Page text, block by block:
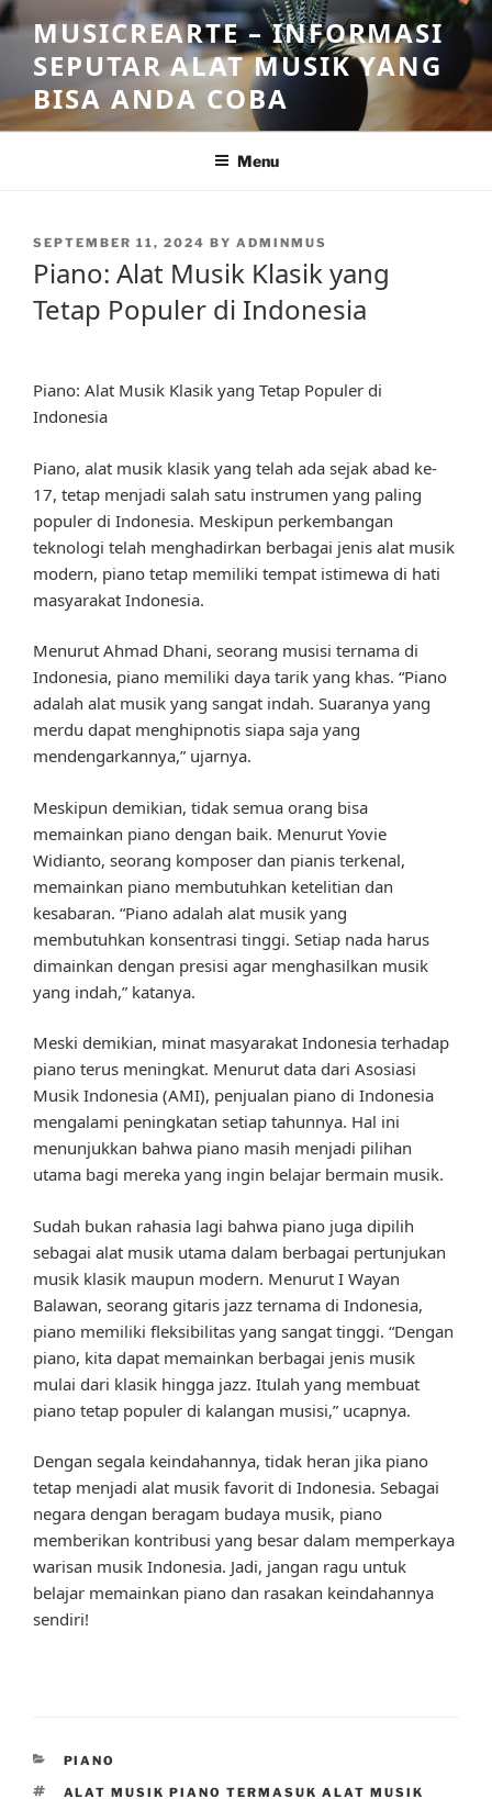
Skip
to
content
MUSICREARTE – INFORMASI
SEPUTAR ALAT MUSIK YANG
BISA ANDA COBA
Menu
POSTED
ON
SEPTEMBER 11, 2024 BY ADMINMUS
Piano: Alat Musik Klasik yang
Tetap Populer di Indonesia
Piano: Alat Musik Klasik yang Tetap Populer di
Indonesia
Piano, alat musik klasik yang telah ada sejak abad ke-
17, tetap menjadi salah satu instrumen yang paling
populer di Indonesia. Meskipun perkembangan
teknologi telah menghadirkan berbagai jenis alat musik
modern, piano tetap memiliki tempat istimewa di hati
masyarakat Indonesia.
Menurut Ahmad Dhani, seorang musisi ternama di
Indonesia, piano memiliki daya tarik yang khas. “Piano
adalah alat musik yang sangat indah. Suaranya yang
merdu dapat menghipnotis siapa saja yang
mendengarkannya,” ujarnya.
Meskipun demikian, tidak semua orang bisa
memainkan piano dengan baik. Menurut Yovie
Widianto, seorang komposer dan pianis terkenal,
memainkan piano membutuhkan ketelitian dan
kesabaran. “Piano adalah alat musik yang
membutuhkan konsentrasi tinggi. Setiap nada harus
dimainkan dengan presisi agar menghasilkan musik
yang indah,” katanya.
Meski demikian, minat masyarakat Indonesia terhadap
piano terus meningkat. Menurut data dari Asosiasi
Musik Indonesia (AMI), penjualan piano di Indonesia
mengalami peningkatan setiap tahunnya. Hal ini
menunjukkan bahwa piano masih menjadi pilihan
utama bagi mereka yang ingin belajar bermain musik.
Sudah bukan rahasia lagi bahwa piano juga dipilih
sebagai alat musik utama dalam berbagai pertunjukan
musik klasik maupun modern. Menurut I Wayan
Balawan, seorang gitaris jazz ternama di Indonesia,
piano memiliki fleksibilitas yang sangat tinggi. “Dengan
piano, kita dapat memainkan berbagai jenis musik
mulai dari klasik hingga jazz. Itulah yang membuat
piano tetap populer di kalangan musisi,” ucapnya.
Dengan segala keindahannya, tidak heran jika piano
tetap menjadi alat musik favorit di Indonesia. Sebagai
negara dengan beragam budaya musik, piano
memberikan kontribusi yang besar dalam memperkaya
warisan musik Indonesia. Jadi, jangan ragu untuk
belajar memainkan piano dan rasakan keindahannya
sendiri!
CATEGORIES
PIANO
TAGS
ALAT MUSIK PIANO TERMASUK ALAT MUSIK